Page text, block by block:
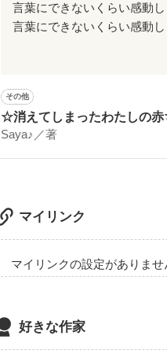
言葉にできないくらい感動し
ちゃんとした性の知識を持
ありがとうございました。
その他
☆消えてしまったわたしの
～
Saya♪／著
マイリンク
マイリンクの設定がありませ
好きな作家